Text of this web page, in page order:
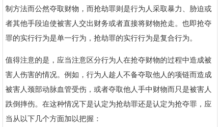
制方法而公然夺取财物，而抢劫罪则是行为人采取暴力、胁迫或
者其他手段迫使被害人交出财务或者直接将财物抢走。也即抢夺
罪的实行行为是单一行为，抢劫罪的实行行为是复合行为。
值得注意的是，应当注意区分行为人在抢夺财物的过程中造成被
害人伤害的情况。例如，行为人趁人不备夺取他人的项链而造成
被害人颈部动脉血管受伤，或者夺取他人手中财物而只是被害人
跌倒摔伤。在这种情况下是认定为抢劫罪还是认定为抢夺罪，应
当从以下几个方面加以把握：